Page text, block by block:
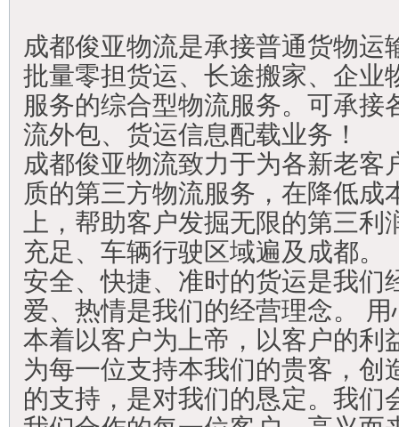
成都俊亚物流是承接普通货物运
批量零担货运、长途搬家、企业
服务的综合型物流服务。可承接
流外包、货运信息配载业务！
成都俊亚物流致力于为各新老客
质的第三方物流服务，在降低成
上，帮助客户发掘无限的第三
充足、车辆行驶区域遍及成都。
安全、快捷、准时的货运是我们
爱、热情是我们的经营理念。
本着以客户为上帝，以客户的利
为每一位支持本我们的贵客，创
的支持，是对我们的恳定。我们